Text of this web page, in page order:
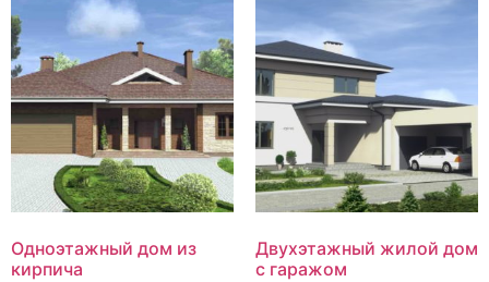
Одноэтажный дом из
кирпича
Двухэтажный жилой дом
с гаражом